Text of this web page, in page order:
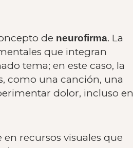
de neurofirma. La
que integran
tema; en este caso, la
como una canción, una
dolor, incluso en
recursos visuales que